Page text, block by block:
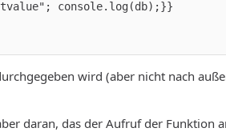
wird (aber nicht nach
daran, das der Aufruf der Funktion